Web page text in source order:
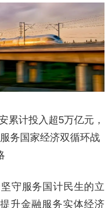
累计投入超5万亿元，
务国家经济双循环战
服务国计民生的立
升金融服务实体经济